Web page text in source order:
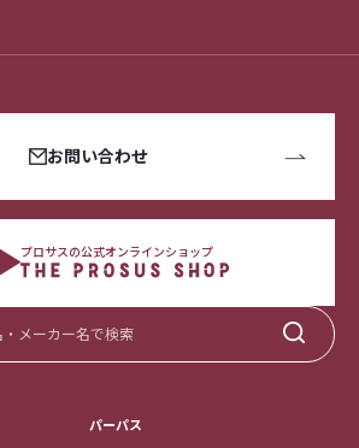
お問い合わせ
プロサスの公式オンラインショップ
パーパス